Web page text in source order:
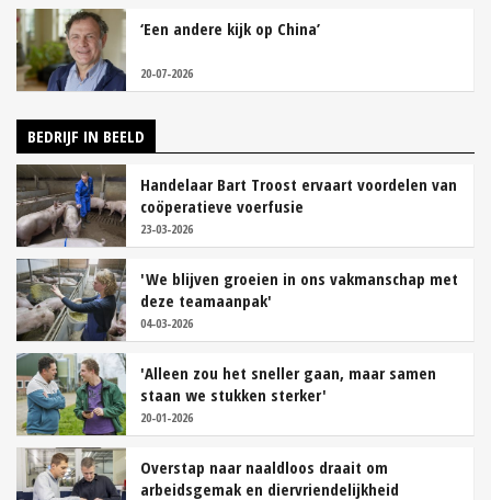
‘Een andere kijk op China’
20-07-2026
BEDRIJF IN BEELD
Handelaar Bart Troost ervaart voordelen van
coöperatieve voerfusie
23-03-2026
'We blijven groeien in ons vakmanschap met
deze teamaanpak'
04-03-2026
'Alleen zou het sneller gaan, maar samen
staan we stukken sterker'
20-01-2026
Overstap naar naaldloos draait om
arbeidsgemak en diervriendelijkheid